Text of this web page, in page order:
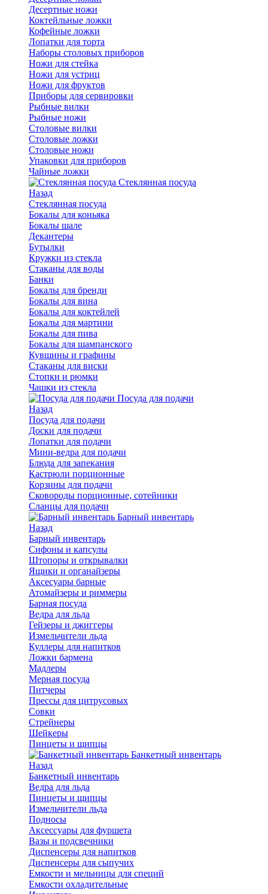
Десертные ножи
Коктейльные ложки
Кофейные ложки
Лопатки для торта
Наборы столовых приборов
Ножи для стейка
Ножи для устриц
Ножи для фруктов
Приборы для сервировки
Рыбные вилки
Рыбные ножи
Столовые вилки
Столовые ложки
Столовые ножи
Упаковки для приборов
Чайные ложки
Стеклянная посуда
Назад
Стеклянная посуда
Бокалы для коньяка
Бокалы шале
Декантеры
Бутылки
Кружки из стекла
Стаканы для воды
Банки
Бокалы для бренди
Бокалы для вина
Бокалы для коктейлей
Бокалы для мартини
Бокалы для пива
Бокалы для шампанского
Кувшины и графины
Стаканы для виски
Стопки и рюмки
Чашки из стекла
Посуда для подачи
Назад
Посуда для подачи
Доски для подачи
Лопатки для подачи
Мини-ведра для подачи
Блюда для запекания
Кастрюли порционные
Корзины для подачи
Сковороды порционные, сотейники
Сланцы для подачи
Барный инвентарь
Назад
Барный инвентарь
Сифоны и капсулы
Штопоры и открывалки
Ящики и органайзеры
Аксесуары барные
Атомайзеры и риммеры
Барная посуда
Ведра для льда
Гейзеры и джиггеры
Измельчители льда
Куллеры для напитков
Ложки бармена
Мадлеры
Мерная посуда
Питчеры
Прессы для цитрусовых
Совки
Стрейнеры
Шейкеры
Пинцеты и щипцы
Банкетный инвентарь
Назад
Банкетный инвентарь
Ведра для льда
Пинцеты и щипцы
Измельчители льда
Подносы
Аксессуары для фуршета
Вазы и подсвечники
Диспенсеры для напитков
Диспенсеры для сыпучих
Емкости и мельницы для специй
Емкости охладительные